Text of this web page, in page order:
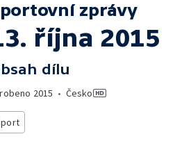
zprávy
října 2015
dílu
2015 • Česko